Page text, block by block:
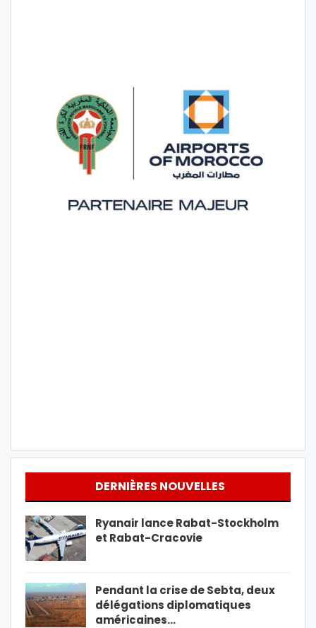
DERNIÈRES NOUVELLES
Ryanair lance Rabat-Stockholm
et Rabat-Cracovie
Pendant la crise de Sebta, deux
délégations diplomatiques
américaines…